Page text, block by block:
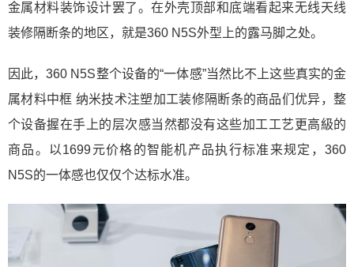
金属材料装饰设计罢了。在外壳顶部和底端看起来无线天线
装修隔断条的地区，就是360 N5S外型上的露马脚之处。
因此，360 N5S整个设备的“一体感”当然比不上这些真实的金
属材料中框 纳米技术注塑加工装修隔断条的商品们优异，整
个设备握在手上的层次感当然都没有这些加工工艺更高級的
商品。以1699元价格的智能机产品执行标准来规定，360
N5S的一体感也仅仅个达标水准。